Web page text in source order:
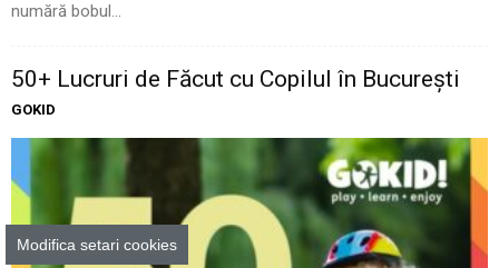
numără bobul...
50+ Lucruri de Făcut cu Copilul în București
GOKID
Modifica setari cookies